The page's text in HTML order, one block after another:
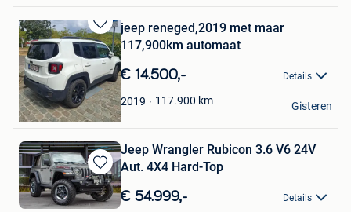
Bewaren
in
Mijn
Favorieten
jeep reneged,2019 met maar
117,900km automaat
€ 14.500,- Details
2019 117.900 km
Maly1978
Antwerpen
Gisteren
Bewaren
in
Mijn
Jeep Wrangler Rubicon 3.6 V6 24V
Aut. 4X4 Hard-Top
€ 54.999,- Details